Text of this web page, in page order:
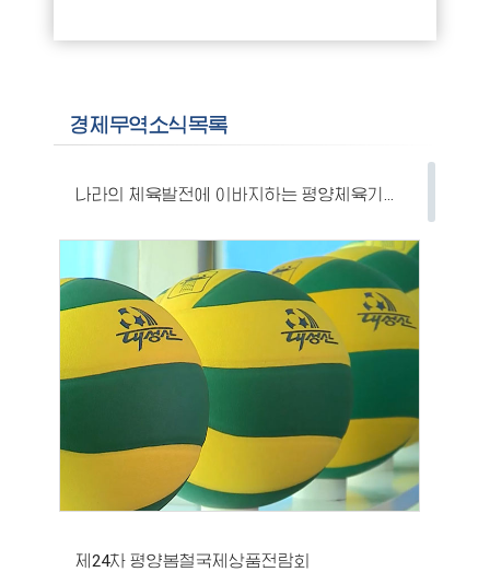
경제무역소식목록
나라의 체육발전에 이바지하는 평양체육기자재공장
제24차 평양봄철국제상품전람회